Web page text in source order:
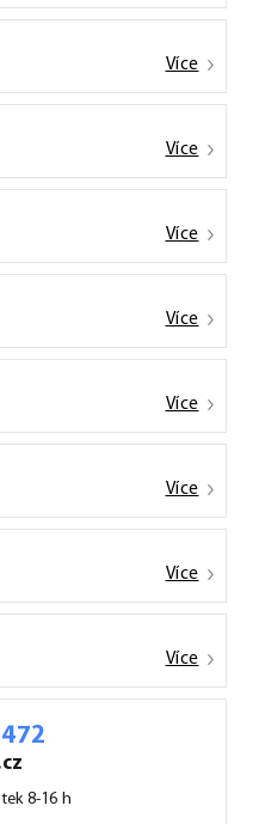
Více
Více
Více
Více
Více
Více
Více
Více
8-16 h